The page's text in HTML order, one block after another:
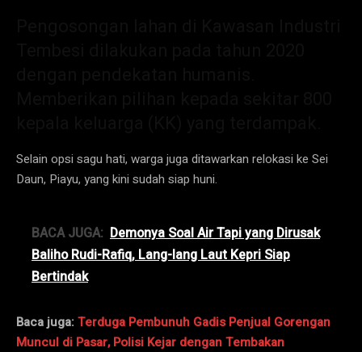
Selain opsi sagu hati, warga juga ditawarkan relokasi ke Sei
Daun, Piayu, yang kini sudah siap huni.
BACA JUGA: Demonya Soal Air Tapi yang Dirusak
Baliho Rudi-Rafiq, Lang-lang Laut Kepri Siap
Bertindak
Baca juga:Terduga Pembunuh Gadis Penjual Gorengan
Muncul di Pasar, Polisi Kejar dengan Tembakan